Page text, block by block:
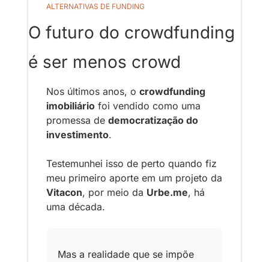
ALTERNATIVAS DE FUNDING
O futuro do crowdfunding
é ser menos crowd
Nos últimos anos, o crowdfunding
imobiliário foi vendido como uma
promessa de democratização do
investimento.
Testemunhei isso de perto quando fiz
Vitacon, por meio da Urbe.me, há
uma década.
Mas a realidade que se impõe